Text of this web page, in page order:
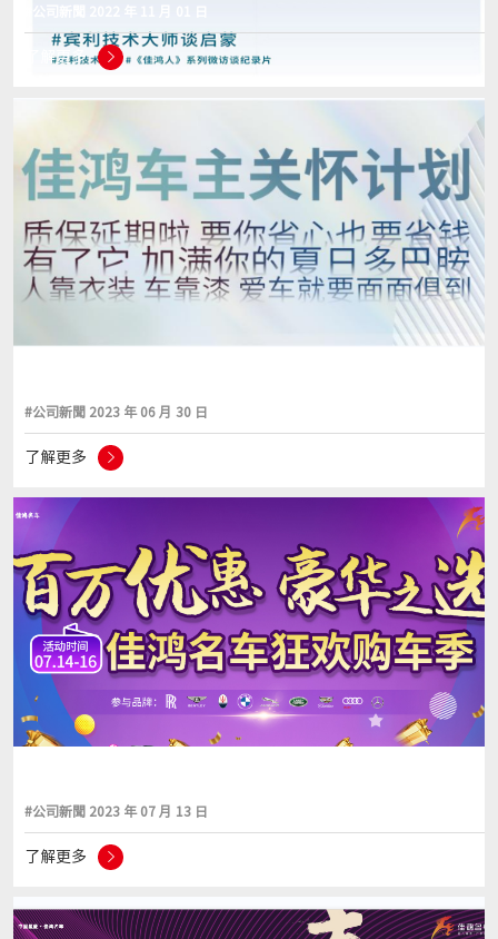
了解更多
#公司新聞 2023 年 06 月 30 日
了解更多
#公司新聞 2023 年 07 月 13 日
了解更多